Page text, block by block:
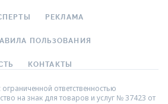
РЕКЛАМА
ПОЛЬЗОВАНИЯ
КОНТАКТЫ
ответственностью
на знак для товаров и услуг № 37423 от